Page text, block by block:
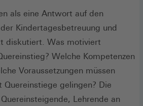
als eine Antwort auf den
Kindertagesbetreuung und
diskutiert. Was motiviert
Welche Kompetenzen
Voraussetzungen müssen
gelingen? Die
Lehrende an